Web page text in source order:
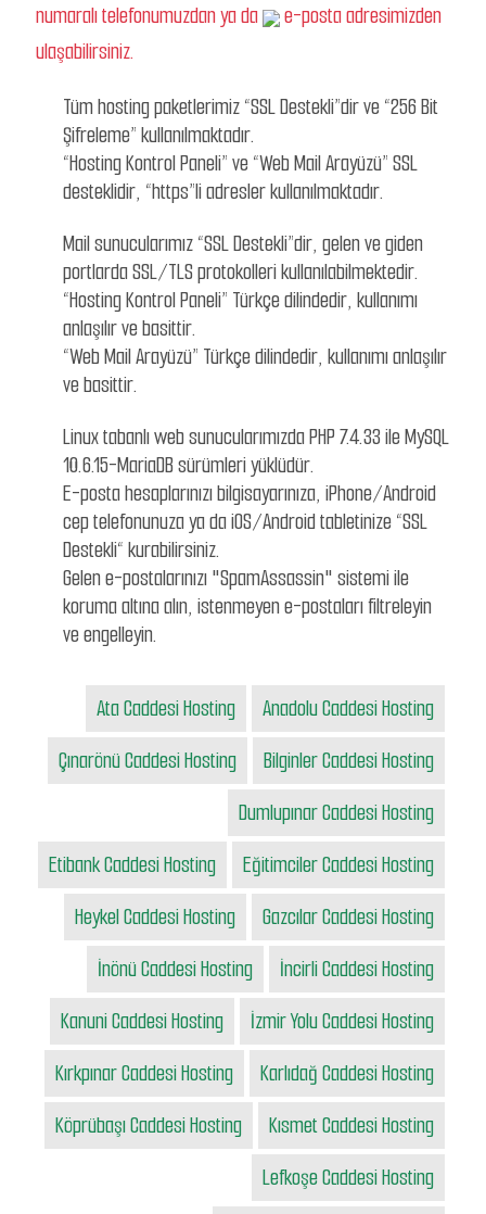
numaralı telefonumuzdan ya da
e-posta adresimizden
ulaşabilirsiniz.
Tüm hosting paketlerimiz “SSL Destekli”dir ve “256 Bit
Şifreleme” kullanılmaktadır.
“Hosting Kontrol Paneli” ve “Web Mail Arayüzü” SSL
desteklidir, “https”li adresler kullanılmaktadır.
Mail sunucularımız “SSL Destekli”dir, gelen ve giden
portlarda SSL/TLS protokolleri kullanılabilmektedir.
“Hosting Kontrol Paneli” Türkçe dilindedir, kullanımı
anlaşılır ve basittir.
“Web Mail Arayüzü” Türkçe dilindedir, kullanımı anlaşılır
ve basittir.
Linux tabanlı web sunucularımızda PHP 7.4.33 ile MySQL
10.6.15-MariaDB sürümleri yüklüdür.
E-posta hesaplarınızı bilgisayarınıza, iPhone/Android
cep telefonunuza ya da iOS/Android tabletinize “SSL
Destekli“ kurabilirsiniz.
Gelen e-postalarınızı "SpamAssassin" sistemi ile
koruma altına alın, istenmeyen e-postaları filtreleyin
ve engelleyin.
Anadolu Caddesi Hosting
Ata Caddesi Hosting
Bilginler Caddesi Hosting
Çınarönü Caddesi Hosting
Dumlupınar Caddesi Hosting
Eğitimciler Caddesi Hosting
Etibank Caddesi Hosting
Gazcılar Caddesi Hosting
Heykel Caddesi Hosting
İncirli Caddesi Hosting
İnönü Caddesi Hosting
İzmir Yolu Caddesi Hosting
Kanuni Caddesi Hosting
Karlıdağ Caddesi Hosting
Kırkpınar Caddesi Hosting
Kısmet Caddesi Hosting
Köprübaşı Caddesi Hosting
Lefkoşe Caddesi Hosting